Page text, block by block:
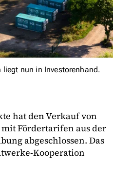
nun in Investorenhand.
hat den Verkauf von
Fördertarifen aus der
abgeschlossen. Das
Kooperation